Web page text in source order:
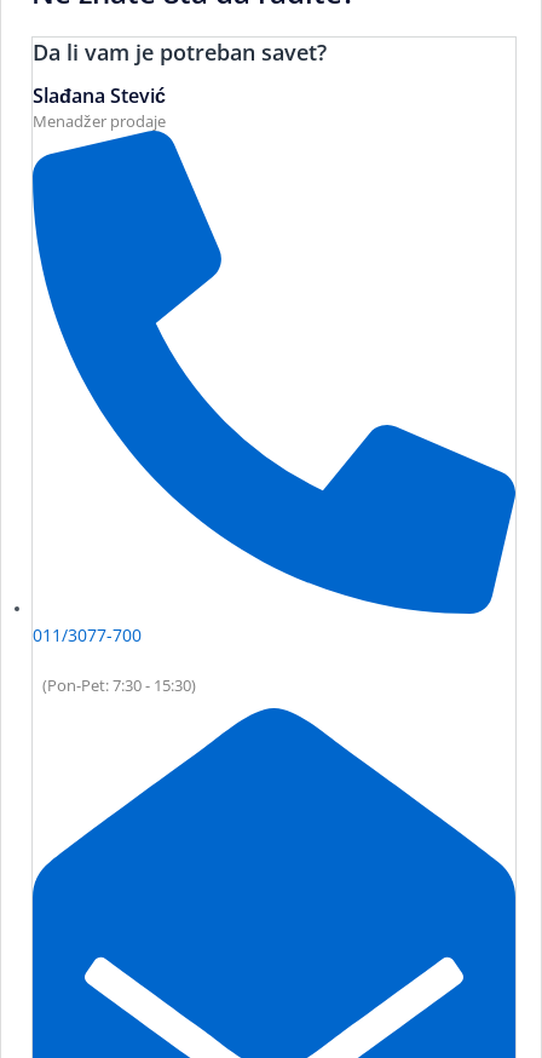
Da li vam je potreban savet?
Slađana Stević
Menadžer prodaje
011/3077-700
(Pon-Pet: 7:30 - 15:30)